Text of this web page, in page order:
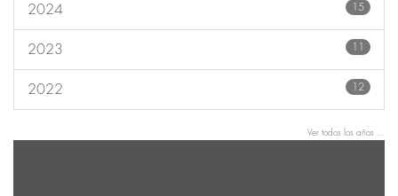
2024 15
2023 11
2022 12
Ver todos los años ...